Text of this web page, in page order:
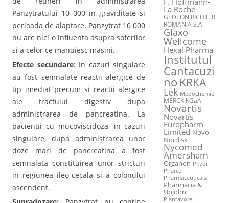
Panzytratului 10 000 in graviditate si
perioada de alaptare. Panzytrat 10 000
nu are nici o influenta asupra soferilor
si a celor ce manuiesc masini.
Efecte secundare: In cazuri singulare
au fost semnalate reactii alergice de
tip imediat precum si reactii alergice
ale tractului digestiv dupa
administrarea de pancreatina. La
pacientii cu mucoviscidoza, in cazuri
singulare, dupa administrarea unor
doze mari de pancreatina a fost
semnalata constituirea unor stricturi
in regiunea ileo-cecala si a colonului
ascendent.
La Roche
GEDEON RICHTER
ROMANIA S.A.
Glaxo
Wellcome
Hexal Pharma
Institutul
Cantacuzi
no KRKA
Lek Medochemie
MERCK KGaA
Novartis
Novartis
Europharm
Limited Novo
Nordisk
Nycomed
Amersham
Organon Pfizer
Pharco
Pharmaceuticals
Pharmacia &
Upjohn
Plantavorel